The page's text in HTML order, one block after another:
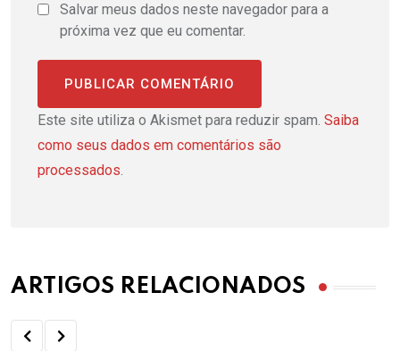
Salvar meus dados neste navegador para a
próxima vez que eu comentar.
Este site utiliza o Akismet para reduzir spam. Saiba
como seus dados em comentários são
processados.
ARTIGOS RELACIONADOS